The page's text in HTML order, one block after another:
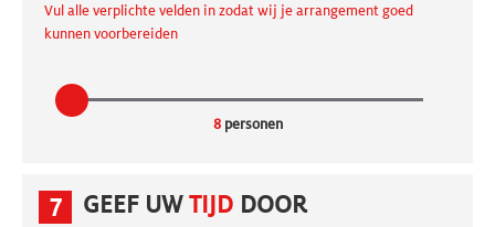
Vul alle verplichte velden in zodat wij je arrangement goed
kunnen voorbereiden
8personen
7 GEEF UWTIJD DOOR